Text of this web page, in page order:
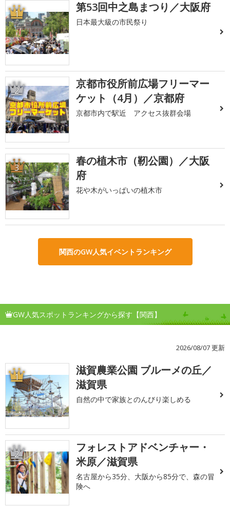
1 第53回中之島まつり／大阪府
日本最大級の市民祭り
2
京都市役所前広場フリーマー
ケット（4月）／京都府
京都市内で駅近 アクセス抜群会場
3
春の植木市（靭公園）／大阪
府
花や木がいっぱいの植木市
関西のGW人気イベントランキング
GW人気スポットランキングから探す【関西】
2026/08/07 更新
1
滋賀農業公園 ブルーメの丘／
滋賀県
自然の中で家族とのんびり楽しめる
2
フォレストアドベンチャー・
米原／滋賀県
名古屋から35分、大阪から85分で、森の冒
険へ